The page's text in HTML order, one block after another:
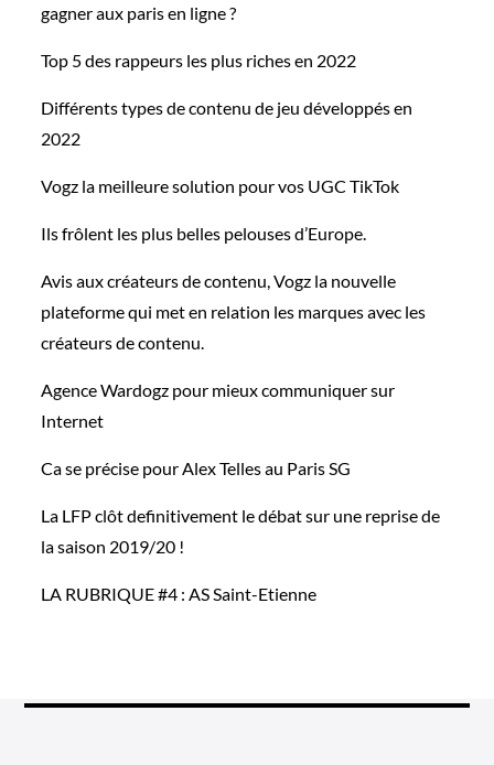
gagner aux paris en ligne ?
Top 5 des rappeurs les plus riches en 2022
Différents types de contenu de jeu développés en
2022
Vogz la meilleure solution pour vos UGC TikTok
Ils frôlent les plus belles pelouses d’Europe.
Avis aux créateurs de contenu, Vogz la nouvelle
plateforme qui met en relation les marques avec les
créateurs de contenu.
Agence Wardogz pour mieux communiquer sur
Internet
Ca se précise pour Alex Telles au Paris SG
La LFP clôt definitivement le débat sur une reprise de
la saison 2019/20 !
LA RUBRIQUE #4 : AS Saint-Etienne